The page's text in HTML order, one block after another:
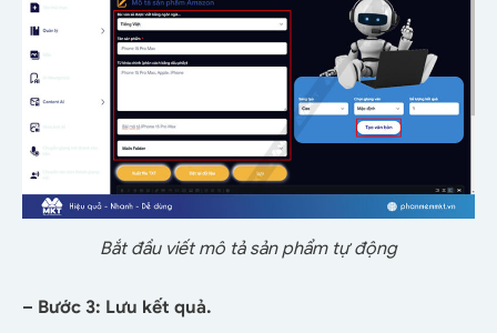
Bắt đầu viết mô tả sản phẩm tự động
– Bước 3: Lưu kết quả.